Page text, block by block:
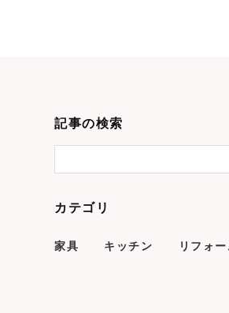
記事の検索
カテゴリ
家具 キッチン リフォ